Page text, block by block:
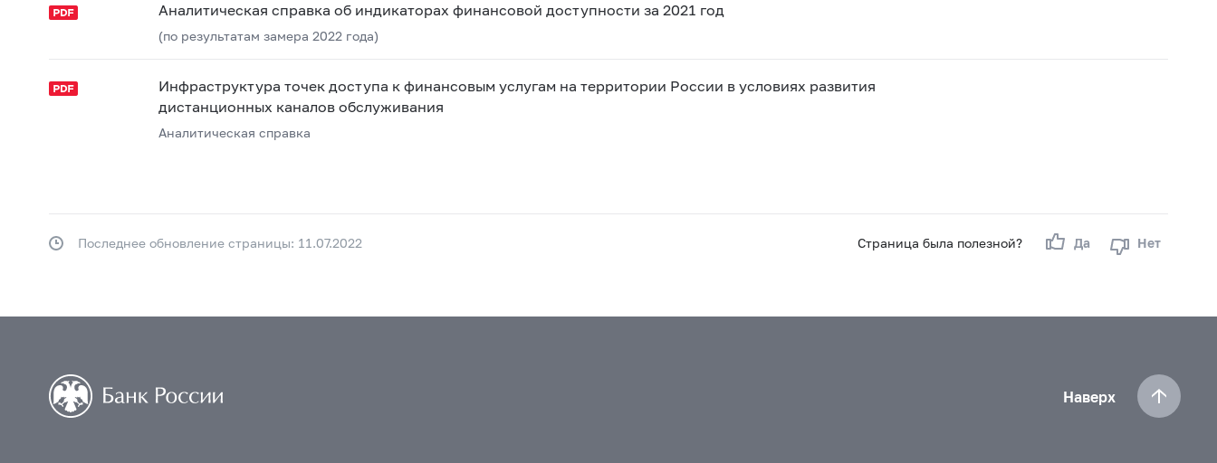
Аналитическая справка об индикаторах финансовой доступности за 2021 год
(по результатам замера 2022 года)
Инфраструктура точек доступа к финансовым услугам на территории России в условиях развития
дистанционных каналов обслуживания
Аналитическая справка
Страница была полезной? Да Нет
Последнее обновление страницы: 11.07.2022
Наверх